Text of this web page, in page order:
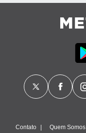
Contato Quem Somos